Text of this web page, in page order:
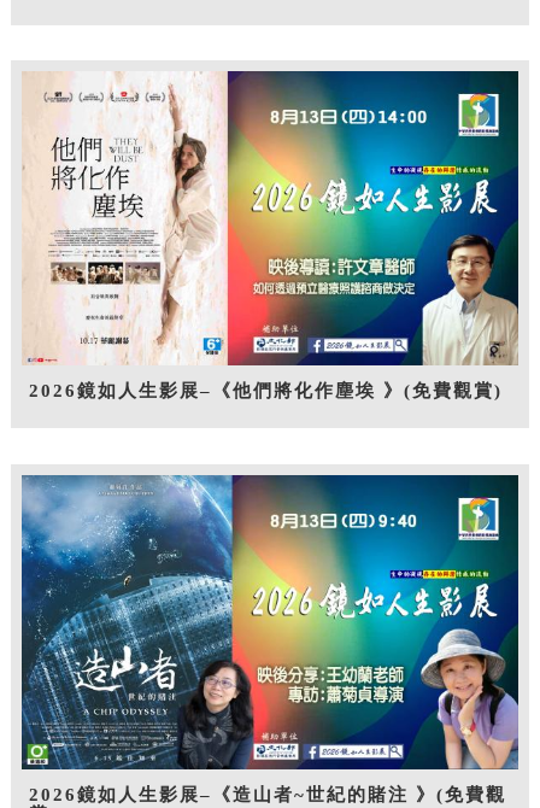
2026鏡如人生影展–《他們將化作塵埃 》(免費觀賞)
2026鏡如人生影展–《造山者~世紀的賭注 》(免費觀